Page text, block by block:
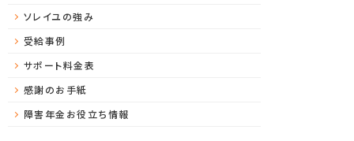
ソレイユの強み
受給事例
サポート料金表
感謝のお手紙
障害年金お役立ち情報